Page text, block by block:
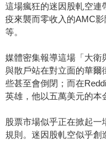
這場瘋狂的迷因股軋空連
疫來襲而零收入的AMC
等。
媒體密集報導這場「大衛
與散戶站在對立面的華爾
些甚至會倒閉；而在
英雄，他以五萬美元的本
股票市場似乎正在掀起
規則。迷因股軋空似乎創